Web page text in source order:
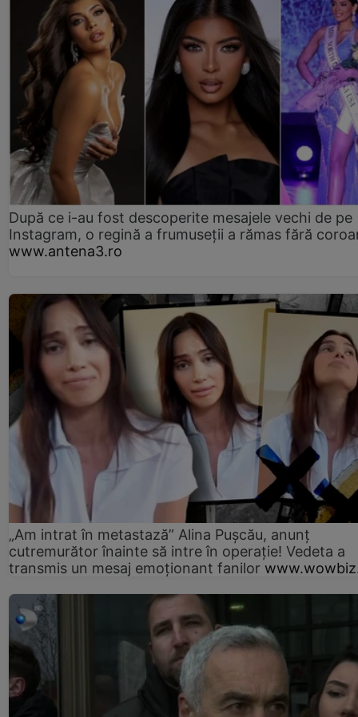
După ce i-au fost descoperite mesajele vechi de pe
Instagram, o regină a frumuseții a rămas fără
www.antena3.ro
„Am intrat în metastază” Alina Pușcău, anunț
cutremurător înainte să intre în operație! Vedeta a
transmis un mesaj emoționant fanilor